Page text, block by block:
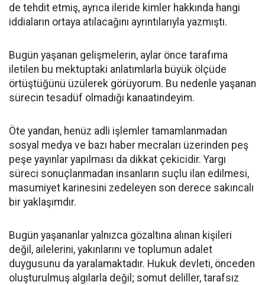
de tehdit etmiş, ayrıca ileride kimler hakkında hangi
iddiaların ortaya atılacağını ayrıntılarıyla yazmıştı.
Bugün yaşanan gelişmelerin, aylar önce tarafıma
iletilen bu mektuptaki anlatımlarla büyük ölçüde
örtüştüğünü üzülerek görüyorum. Bu nedenle yaşanan
sürecin tesadüf olmadığı kanaatindeyim.
Öte yandan, henüz adli işlemler tamamlanmadan
sosyal medya ve bazı haber mecraları üzerinden peş
peşe yayınlar yapılması da dikkat çekicidir. Yargı
süreci sonuçlanmadan insanların suçlu ilan edilmesi,
masumiyet karinesini zedeleyen son derece sakıncalı
bir yaklaşımdır.
Bugün yaşananlar yalnızca gözaltına alınan kişileri
değil, ailelerini, yakınlarını ve toplumun adalet
duygusunu da yaralamaktadır. Hukuk devleti, önceden
oluşturulmuş algılarla değil; somut deliller, tarafsız